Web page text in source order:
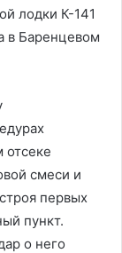
лодки К-141
в Баренцевом
смеси и
первых
пункт.
о него